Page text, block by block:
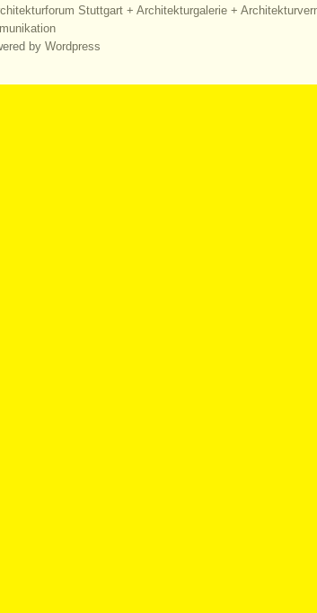
Stuttgart + Architekturgalerie +
by Wordpress